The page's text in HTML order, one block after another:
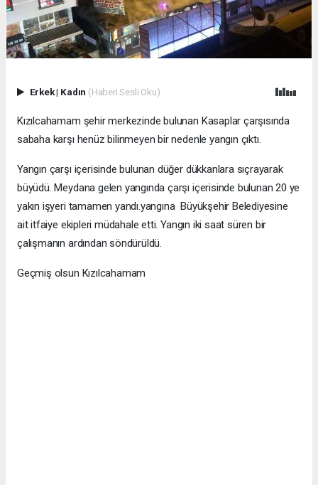
Erkek| Kadın (Haberi Sesli Oku)
Kızılcahamam şehir merkezinde bulunan Kasaplar çarşısında
sabaha karşı henüz bilinmeyen bir nedenle yangın çıktı.
Yangın çarşı içerisinde bulunan düğer dükkanlara sıçrayarak
büyüdü. Meydana gelen yangında çarşı içerisinde bulunan 20 ye
yakın işyeri tamamen yandı.yangına Büyükşehir Belediyesine
ait itfaiye ekipleri müdahale etti. Yangın iki saat süren bir
çalışmanın ardından söndürüldü.
Geçmiş olsun Kızılcahamam